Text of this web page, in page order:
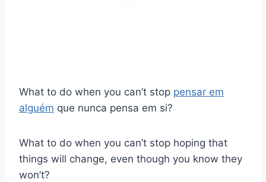
What to do when you can’t stop pensar em
alguém que nunca pensa em si?
What to do when you can’t stop hoping that
things will change, even though you know they
won’t?